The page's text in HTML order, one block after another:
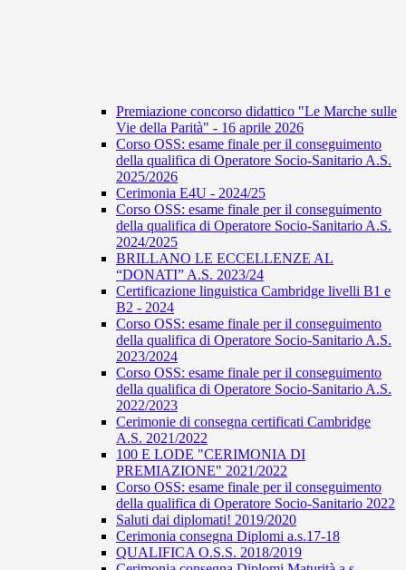
Premiazione concorso didattico "Le Marche sulle
Vie della Parità" - 16 aprile 2026
Corso OSS: esame finale per il conseguimento
della qualifica di Operatore Socio-Sanitario A.S.
2025/2026
Cerimonia E4U - 2024/25
Corso OSS: esame finale per il conseguimento
della qualifica di Operatore Socio-Sanitario A.S.
2024/2025
BRILLANO LE ECCELLENZE AL
“DONATI” A.S. 2023/24
Certificazione linguistica Cambridge livelli B1 e
B2 - 2024
Corso OSS: esame finale per il conseguimento
della qualifica di Operatore Socio-Sanitario A.S.
2023/2024
Corso OSS: esame finale per il conseguimento
della qualifica di Operatore Socio-Sanitario A.S.
2022/2023
Cerimonie di consegna certificati Cambridge
A.S. 2021/2022
100 E LODE "CERIMONIA DI
PREMIAZIONE" 2021/2022
Corso OSS: esame finale per il conseguimento
della qualifica di Operatore Socio-Sanitario 2022
Saluti dai diplomati! 2019/2020
Cerimonia consegna Diplomi a.s.17-18
QUALIFICA O.S.S. 2018/2019